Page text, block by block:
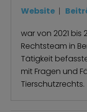
Website |
war von 2021 bis
Rechtsteam in
Tätigkeit
mit Fragen und
Tierschutzrechts.